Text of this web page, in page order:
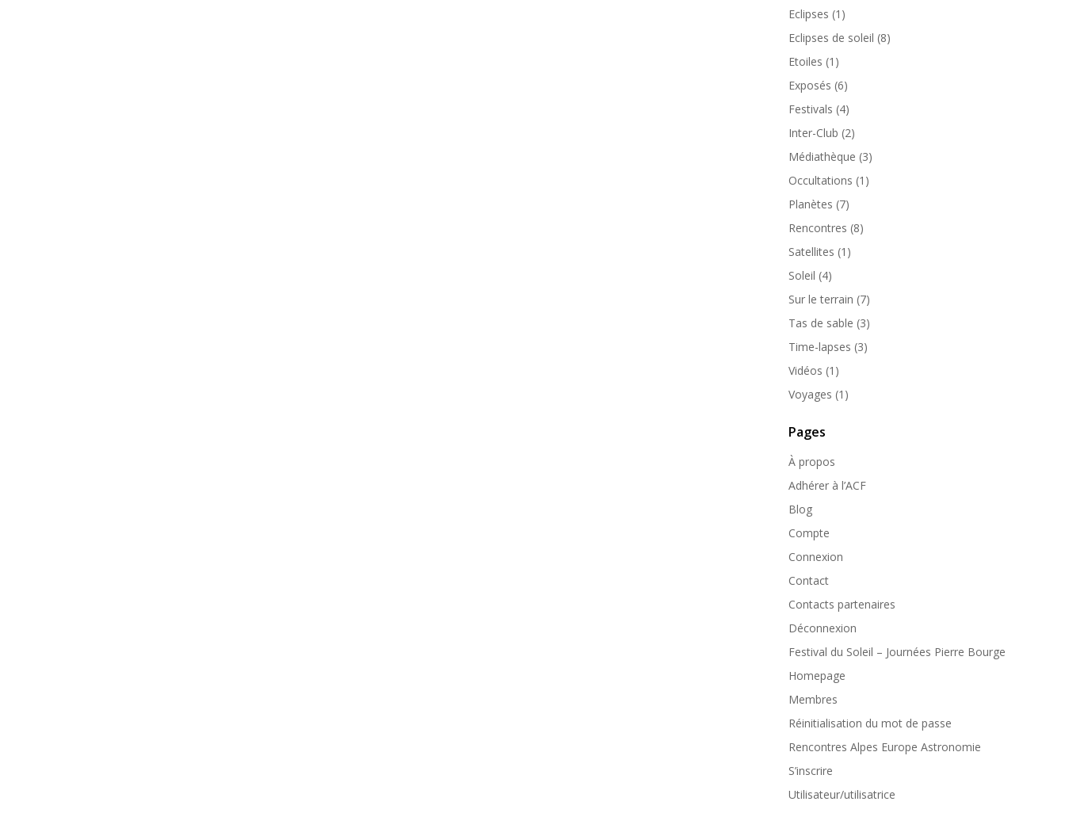
Eclipses (1)
Eclipses de soleil (8)
Etoiles (1)
Exposés (6)
Festivals (4)
Inter-Club (2)
Médiathèque (3)
Occultations (1)
Planètes (7)
Rencontres (8)
Satellites (1)
Soleil (4)
Sur le terrain (7)
Tas de sable (3)
Time-lapses (3)
Vidéos (1)
Voyages (1)
Pages
À propos
Adhérer à l’ACF
Blog
Compte
Connexion
Contact
Contacts partenaires
Déconnexion
Festival du Soleil – Journées Pierre Bourge
Homepage
Membres
Réinitialisation du mot de passe
Rencontres Alpes Europe Astronomie
S’inscrire
Utilisateur/utilisatrice